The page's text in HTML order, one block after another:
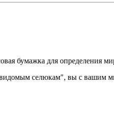
бумажка для определения
селюкам", вы с вашим